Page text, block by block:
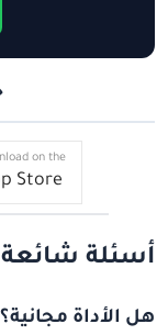
on the
Store
أسئلة شائعة
هل الأداة مجانية؟